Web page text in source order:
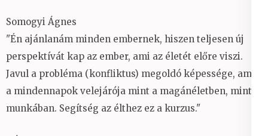
Somogyi Ágnes
"Én ajánlanám minden embernek, hiszen teljesen új
perspektívát kap az ember, ami az életét előre viszi.
Javul a probléma (konfliktus) megoldó képessége, ami
a mindennapok velejárója mint a magánéletben, mint a
munkában. Segítség az élthez ez a kurzus."